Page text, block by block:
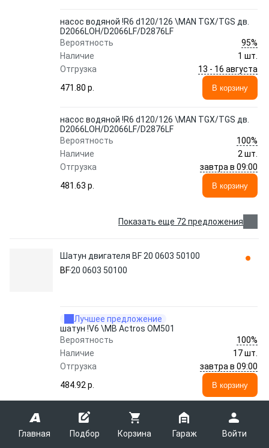
Главная Подбор Корзина Гараж Войти
насос водяной !R6 d120/126 \MAN TGX/TGS дв.
D2066LOH/D2066LF/D2876LF
Вероятность
95%
Наличие
1 шт.
Отгрузка
13 - 16 августа
471.80 p.
В корзину
насос водяной !R6 d120/126 \MAN TGX/TGS дв.
D2066LOH/D2066LF/D2876LF
Вероятность
100%
Наличие
2 шт.
Отгрузка
завтра в 09:00
481.63 p.
В корзину
Показать еще 72 предложения
Шатун двигателя BF 20 0603 50100
BF20 0603 50100
Лучшее предложение
шатун !V6 \MB Actros OM501
Вероятность
100%
Наличие
17 шт.
Отгрузка
завтра в 09:00
484.92 p.
В корзину
Показать еще 118 предложений